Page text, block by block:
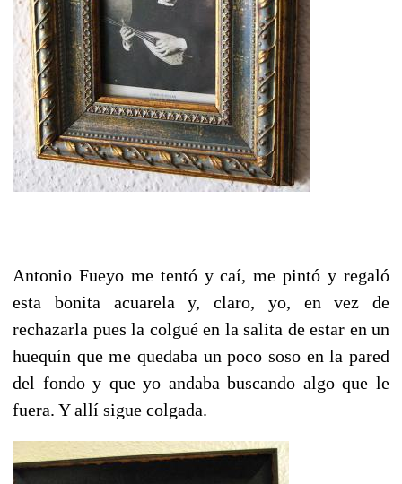
Antonio Fueyo me tentó y caí, me pintó y regaló
esta bonita acuarela y, claro, yo, en vez de
rechazarla pues la colgué en la salita de estar en un
huequín que me quedaba un poco soso en la pared
del fondo y que yo andaba buscando algo que le
fuera. Y allí sigue colgada.